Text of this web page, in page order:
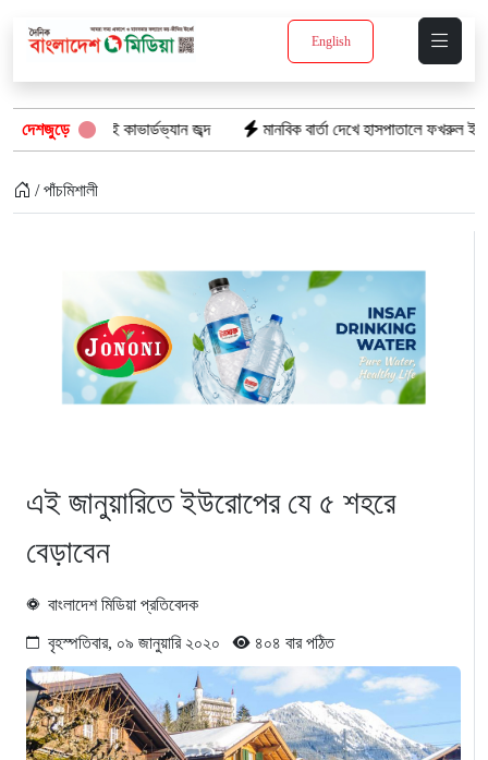
English
দেশজুড়েদুই কাভার্ডভ্যান জব্দ মানবিক বার্তা দেখে হাসপাতালে ফখরুল ইসলাম খান
/ পাঁচমিশালী
এই জানুয়ারিতে ইউরোপের যে ৫ শহরে
বেড়াবেন
বাংলাদেশ মিডিয়া প্রতিবেদক
বৃহস্পতিবার, ০৯ জানুয়ারি ২০২০ ৪০৪ বার পঠিত